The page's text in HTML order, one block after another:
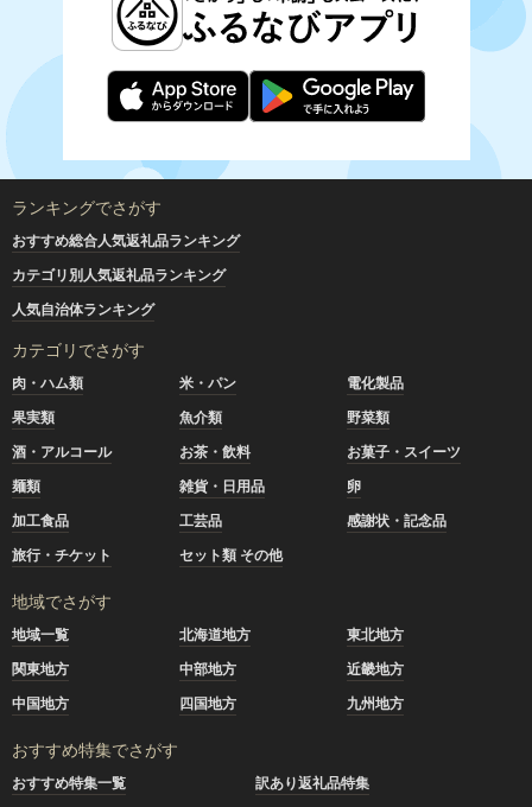
ランキングでさがす
おすすめ総合人気返礼品ランキング
カテゴリ別人気返礼品ランキング
人気自治体ランキング
カテゴリでさがす
肉・ハム類 米・パン
電化製品
果実類
魚介類
野菜類
酒・アルコール
お茶・飲料
お菓子・スイーツ
麺類
雑貨・日用品
卵
加工食品
工芸品
感謝状・記念品
旅行・チケット
セット類 その他
地域でさがす
地域一覧 北海道地方
東北地方
関東地方
中部地方
近畿地方
中国地方
四国地方 九州地方
おすすめ特集でさがす
おすすめ特集一覧
訳あり返礼品特集